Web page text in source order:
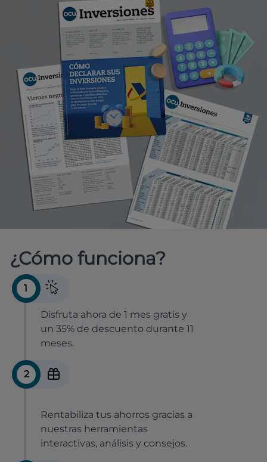
¿Cómo funciona?
1
Disfruta ahora de 1 mes gratis y
un 35% de descuento durante 11
meses.
2
Rentabiliza tus ahorros gracias a
nuestras herramientas
interactivas, análisis y consejos.